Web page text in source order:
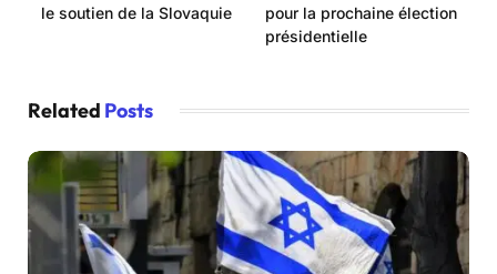
le soutien de la Slovaquie
pour la prochaine élection
présidentielle
Related Posts